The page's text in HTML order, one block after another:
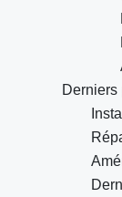
Derniers